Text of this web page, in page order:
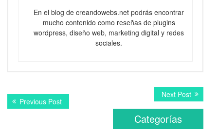
En el blog de creandowebs.net podrás encontrar
mucho contenido como reseñas de plugins
wordpress, diseño web, marketing digital y redes
sociales.
Navegación
dePrevious PostPrevious
post:
Next PostNext
post:
Categorías